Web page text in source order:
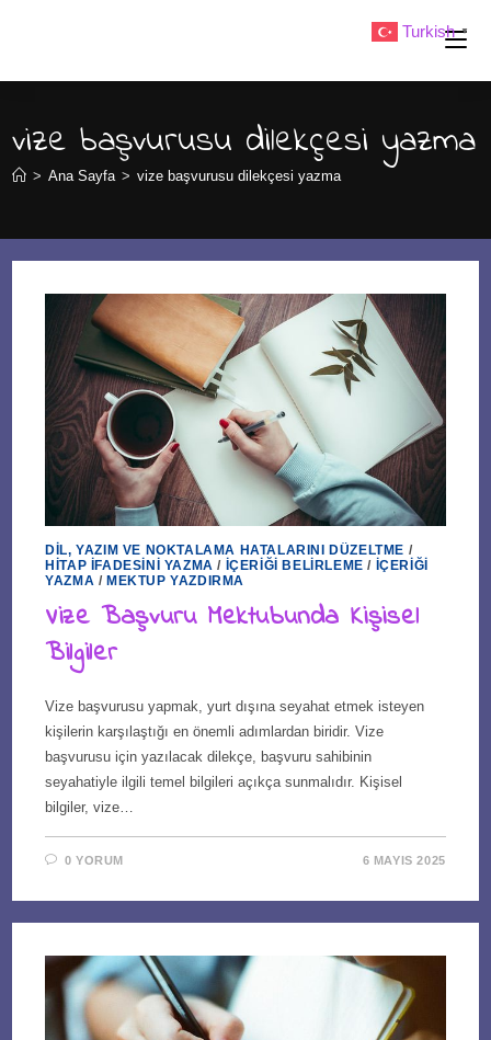
vize başvurusu dilekçesi yazma
> Ana Sayfa > vize başvurusu dilekçesi yazma
DIL, YAZIM VE NOKTALAMA HATALARINI DÜZELTME /
HITAP İFADESINI YAZMA / İÇERIĞI BELIRLEME / İÇERIĞI
YAZMA / MEKTUP YAZDIRMA
Vize Başvuru Mektubunda Kişisel
Bilgiler
Vize başvurusu yapmak, yurt dışına seyahat etmek isteyen
kişilerin karşılaştığı en önemli adımlardan biridir. Vize
başvurusu için yazılacak dilekçe, başvuru sahibinin
seyahatiyle ilgili temel bilgileri açıkça sunmalıdır. Kişisel
bilgiler, vize…
0 YORUM 6 MAYIS 2025
Turkish ▼